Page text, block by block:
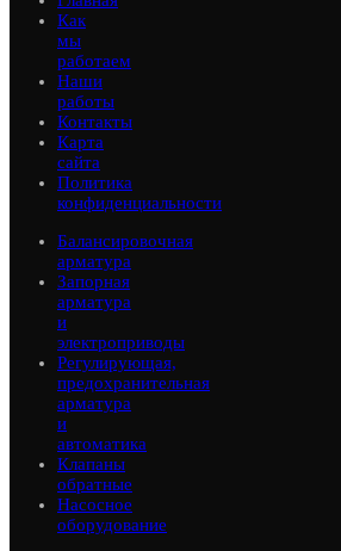
Как
мы
работаем
Наши
работы
Контакты
Карта
сайта
Политика
конфиденциальности
Балансировочная
арматура
Запорная
арматура
и
электроприводы
Регулирующая,
предохранительная
арматура
и
автоматика
Клапаны
обратные
Насосное
оборудование